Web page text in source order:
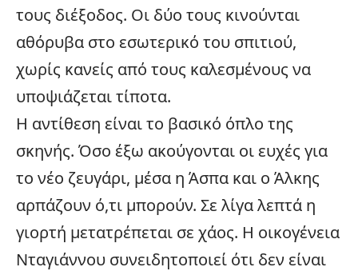
τους διέξοδος. Οι δύο τους κινούνται
αθόρυβα στο εσωτερικό του σπιτιού,
χωρίς κανείς από τους καλεσμένους να
υποψιάζεται τίποτα.
Η αντίθεση είναι το βασικό όπλο της
σκηνής. Όσο έξω ακούγονται οι ευχές για
το νέο ζευγάρι, μέσα η Άσπα και ο Άλκης
αρπάζουν ό,τι μπορούν. Σε λίγα λεπτά η
γιορτή μετατρέπεται σε χάος. Η οικογένεια
Νταγιάννου συνειδητοποιεί ότι δεν είναι